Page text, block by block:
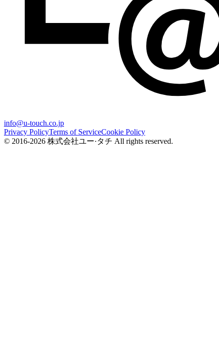
info@u-touch.co.jp
Privacy PolicyTerms of ServiceCookie Policy
© 2016-2026 株式会社ユー·タチ All rights reserved.